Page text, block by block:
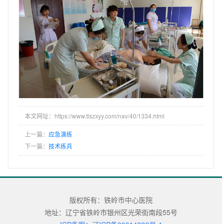
本文网址：https://www.tlszxyy.com/nav/40/1334.html
上一篇： 应急演练
下一篇： 技术练兵
版权所有：铁岭市中心医院
地址：辽宁省铁岭市银州区光荣街南段55号